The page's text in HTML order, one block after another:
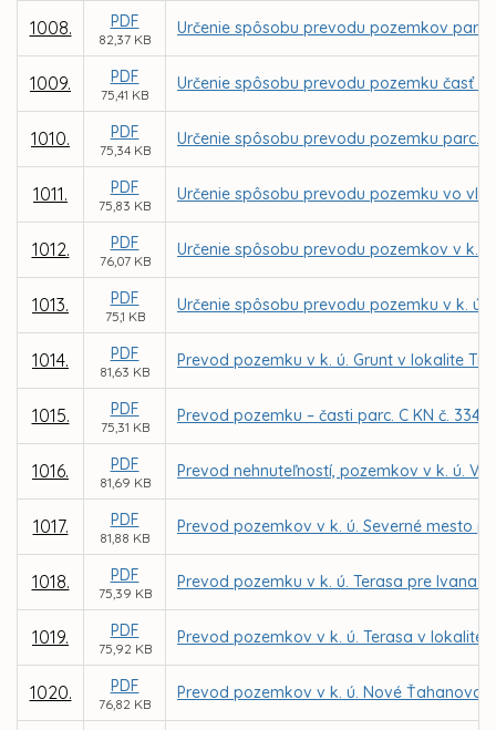
1008. PDF
82,37 KB
Určenie spôsobu prevodu pozemkov
1009. PDF
75,41 KB
Určenie spôsobu prevodu pozemku časť
1010. PDF
75,34 KB
Určenie spôsobu prevodu pozemku parc.
1011. PDF
75,83 KB
Určenie spôsobu prevodu pozemku vo
1012. PDF
76,07 KB
Určenie spôsobu prevodu pozemkov v k.
1013. PDF
75,1 KB
Určenie spôsobu prevodu pozemku v k.
1014. PDF
81,63 KB
Prevod pozemku v k. ú. Grunt v lokalite
1015. PDF
75,31 KB
Prevod pozemku – časti parc. C KN č.
1016. PDF
81,69 KB
Prevod nehnuteľností, pozemkov v k. ú.
1017. PDF
81,88 KB
Prevod pozemkov v k. ú. Severné mesto
1018. PDF
75,39 KB
Prevod pozemku v k. ú. Terasa pre Ivana
1019. PDF
75,92 KB
Prevod pozemkov v k. ú. Terasa v lokalite
1020. PDF
76,82 KB
Prevod pozemkov v k. ú. Nové